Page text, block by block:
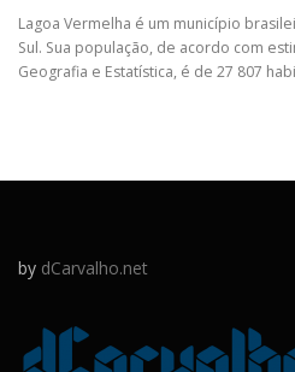
Lagoa Vermelha é um município
Sul. Sua população, de acordo com
Geografia e Estatística, é de 27 807
by dCarvalho.net